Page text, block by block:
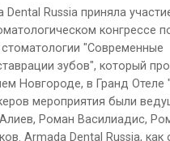
Russia приняла участие
конгрессе
стоматологии "Современные
зубов", который
Новгороде, в Гранд Отеле
мероприятия были
Роман Василиадис,
Armada Dental Russia, как